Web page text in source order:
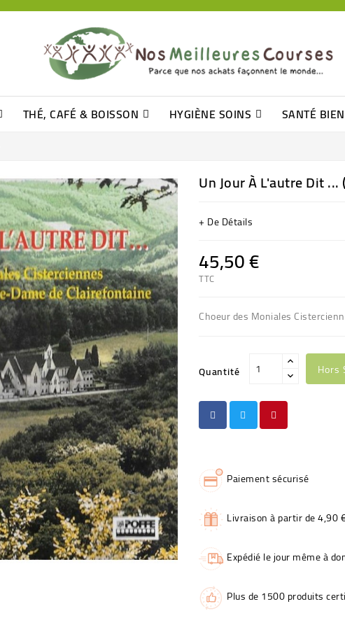
THÉ, CAFÉ & BOISSON HYGIÈNE SOINS SANTÉ
Un Jour À L'autre Dit ...
+ De Détails
45,50 €
TTC
Choeur des Moniales
Quantité Hors
Paiement sécurisé
Livraison à partir de 4,90
Expédié le jour même à
Plus de 1500 produits